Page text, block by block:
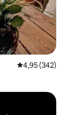
Średnia
4,95 (342)